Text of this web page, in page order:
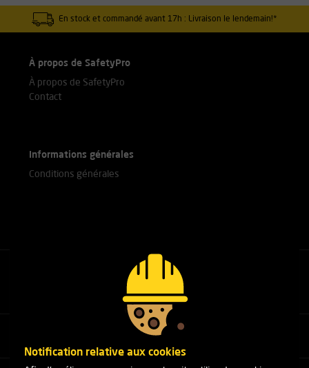
En stock et commandé avant 17h : Livraison le lendemain!*
À propos de SafetyPro
À propos de SafetyPro
Contact
Informations générales
Conditions générales
Appelez nos experts
+31(0)76 751 25 18
Notification relative aux cookies